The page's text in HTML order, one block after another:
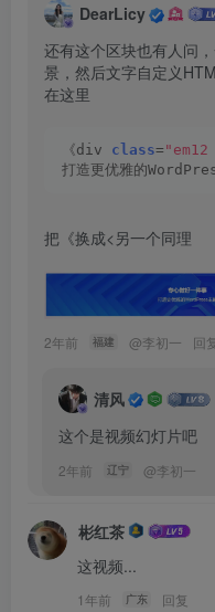
DearLicy
还有这个区块也有人问
景，然后文字自定义
在这里
《div class=
打造更优雅的
把《换成<另一个同理
2年前 福建 @李初一 回
清风
这个是视频幻灯片吧
2年前 辽宁 @李初一
彬红茶
这视频...
1年前 广东 回复